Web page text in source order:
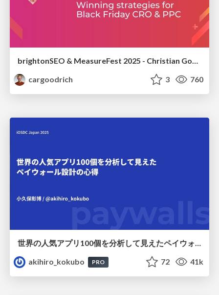
cargoodrich
3 760
世界の人気アプリ100個を分析して見えたペイウォール設計の心得
akihiro_kokubo
PRO 72 41k